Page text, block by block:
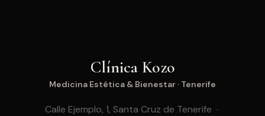
Clínica Kozo
Medicina Estética & Bienestar · Tenerife
Calle Ejemplo, 1, Santa Cruz de Tenerife ·